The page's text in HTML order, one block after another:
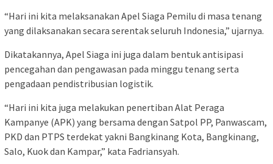
“Hari ini kita melaksanakan Apel Siaga Pemilu di masa tenang
yang dilaksanakan secara serentak seluruh Indonesia,” ujarnya.
Dikatakannya, Apel Siaga ini juga dalam bentuk antisipasi
pencegahan dan pengawasan pada minggu tenang serta
pengadaan pendistribusian logistik.
“Hari ini kita juga melakukan penertiban Alat Peraga
Kampanye (APK) yang bersama dengan Satpol PP, Panwascam,
PKD dan PTPS terdekat yakni Bangkinang Kota, Bangkinang,
Salo, Kuok dan Kampar,” kata Fadriansyah.